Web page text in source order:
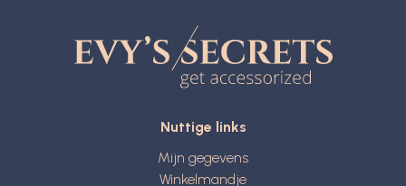
Nuttige links
Mijn gegevens
Winkelmandje